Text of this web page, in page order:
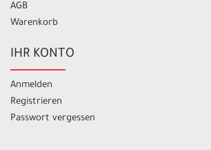
AGB
Warenkorb
IHR KONTO
Anmelden
Registrieren
Passwort vergessen